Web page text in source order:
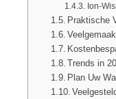
Ion-
Praktische
Trends in
Plan Uw